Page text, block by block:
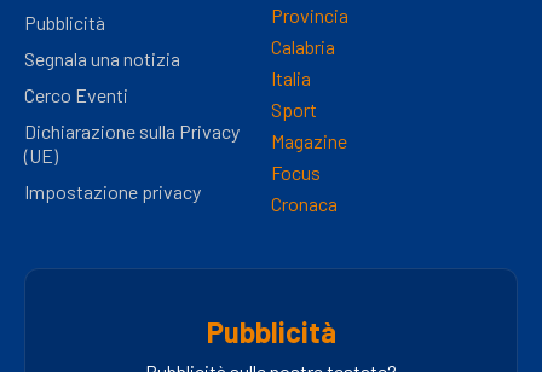
Pubblicità
Segnala una notizia
Cerco Eventi
Dichiarazione sulla Privacy
(UE)
Impostazione privacy
Provincia
Calabria
Italia
Sport
Magazine
Focus
Cronaca
Pubblicità